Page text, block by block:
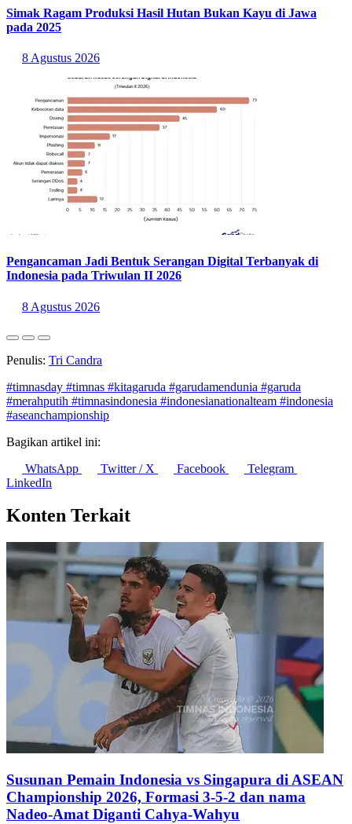
Simak Ragam Produksi Hasil Hutan Bukan Kayu di Jawa
pada 2025
8 Agustus 2026
Pengancaman Jadi Bentuk Serangan Digital Terbanyak di
Indonesia pada Triwulan II 2026
8 Agustus 2026
Penulis: Tri Candra
#timnasday #timnas #kitagaruda #garudamendunia #garuda
#merahputih #timnasindonesia #indonesianationalteam #indonesia
#aseanchampionship
Bagikan artikel ini:
WhatsApp
Twitter / X Facebook
Telegram
LinkedIn
Konten Terkait
Susunan Pemain Indonesia vs Singapura di ASEAN
Championship 2026, Formasi 3-5-2 dan nama
Nadeo-Amat Diganti Cahya-Wahyu